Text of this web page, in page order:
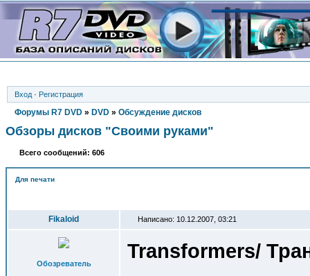
Вход · Регистрация
Форумы R7 DVD » DVD » Обсуждение дисков
Обзоры дисков "Своими руками"
Всего сообщений: 606
Для печати
Fikaloid Написано: 10.12.2007, 03:21
Обозреватель
Transformers/